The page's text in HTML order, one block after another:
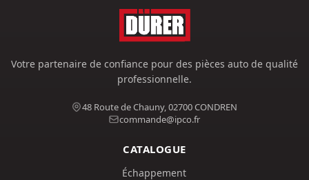
Votre partenaire de confiance pour des pièces auto de qualité
professionnelle.
48 Route de Chauny, 02700 CONDREN
commande@ipco.fr
CATALOGUE
Échappement